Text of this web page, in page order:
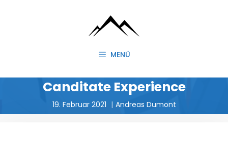
MENÜ
Canditate Experience
19. Februar 2021 Andreas Dumont